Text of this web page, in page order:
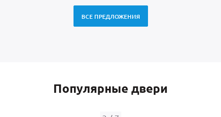
ВСЕ ПРЕДЛОЖЕНИЯ
Популярные двери